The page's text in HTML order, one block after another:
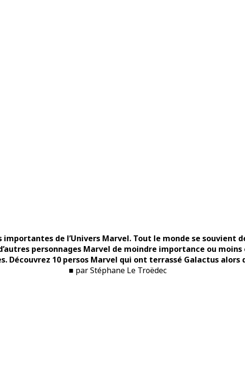
de l’Univers Marvel. Tout le monde se souvient
personnages Marvel de moindre importance ou
10 persos Marvel qui ont terrassé Galactus alors
■ par Stéphane Le Troëdec